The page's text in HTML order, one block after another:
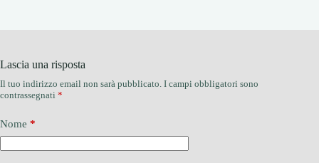
Lascia una risposta
Il tuo indirizzo email non sarà pubblicato. I campi obbligatori sono
contrassegnati *
Nome *